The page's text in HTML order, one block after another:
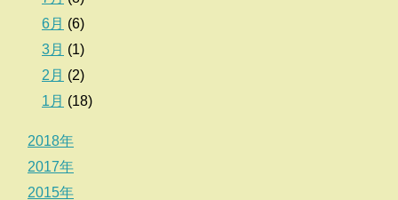
6月 (6)
3月 (1)
2月 (2)
1月 (18)
2018年
2017年
2015年